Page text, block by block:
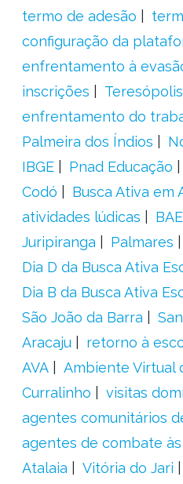
termo de adesão
configuração da
enfrentamento à
inscrições
Teresópolis
enfrentamento do
Palmeira dos Índios
IBGE
Pnad Educação
Codó
Busca Ativa em
atividades lúdicas
Juripiranga
Palmares
Dia D da Busca Ativa
Dia B da Busca Ativa
São João da Barra
Aracaju
retorno à
AVA
Ambiente Virtual
Curralinho
visitas
agentes comunitários
agentes de combate
Atalaia
Vitória do Jari